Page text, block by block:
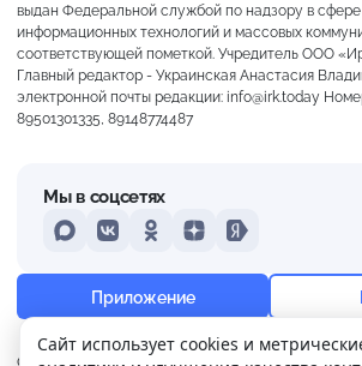
+23° Слабая морось
Ощущается как
выдан Федеральной службой по надзору в сфере
информационных технологий и массовых
соответствующей пометкой. Учредитель ООО
Главный редактор - Украинская Анастасия
электронной почты редакции: info@irk.today
89501301335, 89148774487
О нас Контакты
Мы в соцсетях
MAXVKontakteOdnoklassniki
DzenYandex
Приложение
Сайт использует cookies и